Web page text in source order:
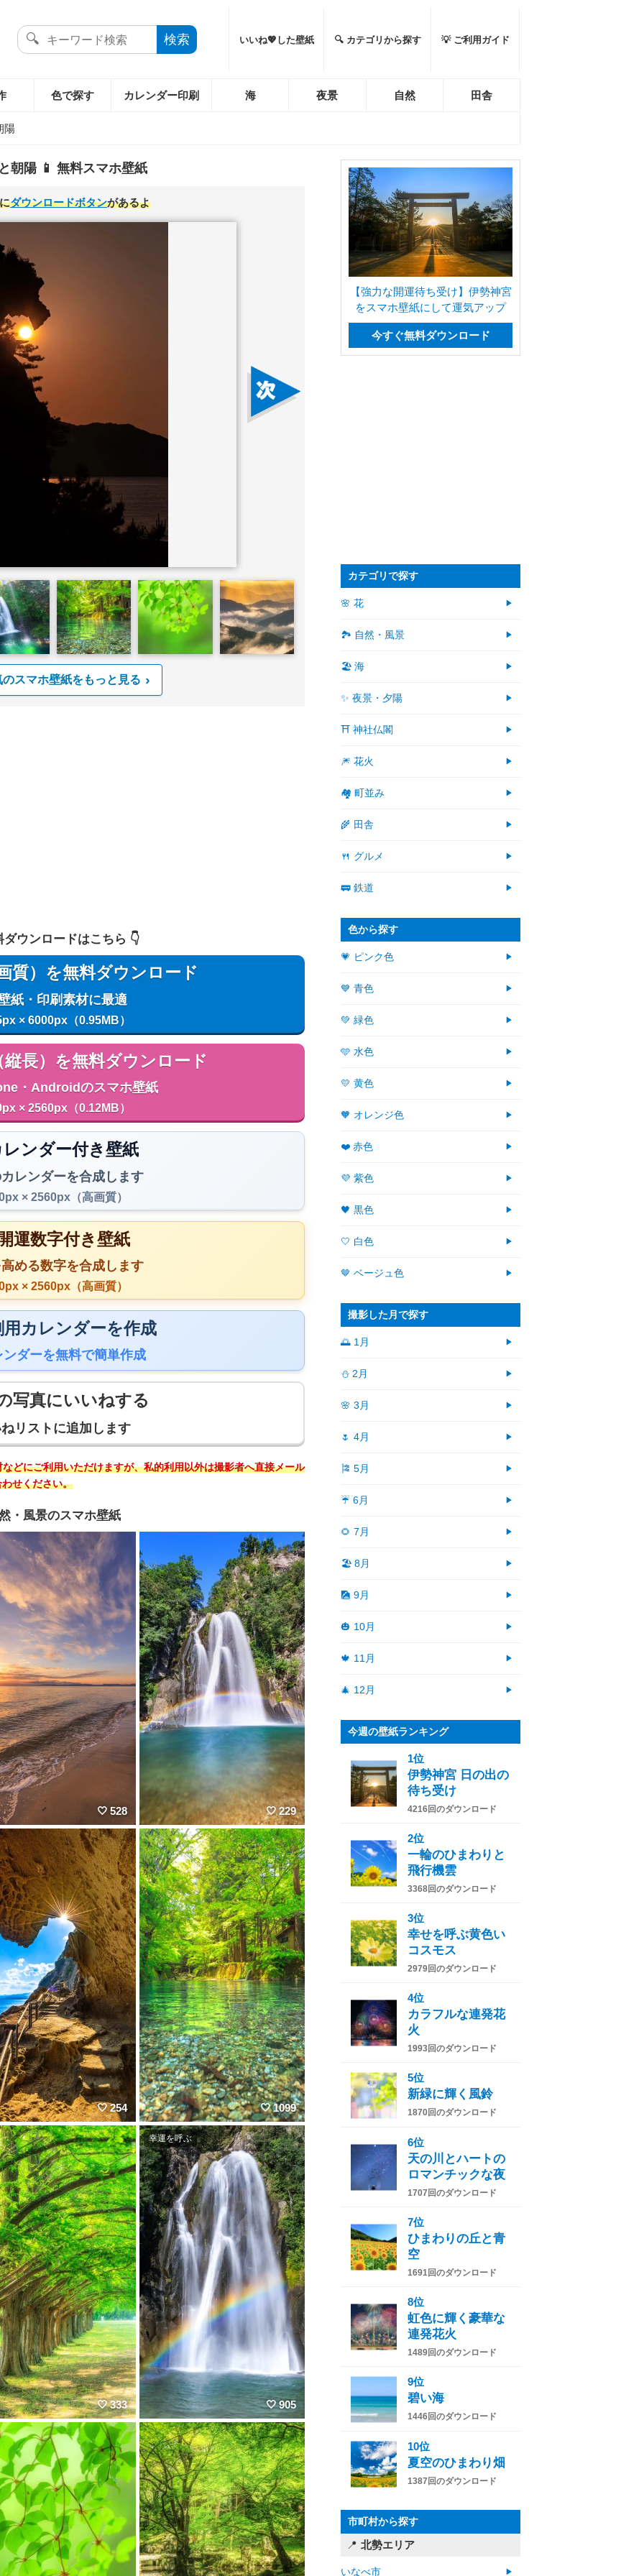
いいね💖した壁紙 🔍 カテゴリから探す 💡 ご利用ガイド
色で探す カレンダー印刷 海 夜景 自然 田舎
陽
朝陽 📱 無料スマホ壁紙
ダウンロードボタンがあるよ
スマホ壁紙をもっと見る
ダウンロードはこちら 👇️
質）を無料ダウンロード
紙・印刷素材に最適
× 6000px（0.95MB）
長）を無料ダウンロード
・Androidのスマホ壁紙
× 2560px（0.12MB）
ンダー付き壁紙
レンダーを合成します
× 2560px（高画質）
運数字付き壁紙
める数字を合成します
× 2560px（高画質）
カレンダーを作成
ダーを無料で簡単作成
写真にいいねする
リストに追加します
どにご利用いただけますが、私的利用以外は撮影者へ直接メール
せください。
・風景のスマホ壁紙
528 229
254 1099
333
幸運を呼ぶ
905
【強力な開運待ち受け】伊勢神宮
をスマホ壁紙にして運気アップ
今すぐ無料ダウンロード
カテゴリで探す
🌸 花
🏞️ 自然・風景
🏖 海
✨ 夜景・夕陽
⛩ 神社仏閣
🎆 花火
🏘 町並み
🌾 田舎
🍴 グルメ
🚃 鉄道
色から探す
💗 ピンク色
💙 青色
💚 緑色
🩵 水色
💛 黄色
🧡 オレンジ色
❤️ 赤色
💜 紫色
🖤 黒色
🤍 白色
🤎 ベージュ色
撮影した月で探す
🌅 1月
⛄ 2月
🌸 3月
🌷 4月
🎏 5月
☔ 6月
🌻 7月
🏖 8月
🎑 9月
🎃 10月
🍁 11月
🎄 12月
今週の壁紙ランキング
1位
伊勢神宮 日の出の
待ち受け
4216回のダウンロード
2位
一輪のひまわりと
飛行機雲
3368回のダウンロード
3位
幸せを呼ぶ黄色い
コスモス
2979回のダウンロード
4位
カラフルな連発花
火
1993回のダウンロード
5位
新緑に輝く風鈴
1870回のダウンロード
6位
天の川とハートの
ロマンチックな夜
1707回のダウンロード
7位
ひまわりの丘と青
空
1691回のダウンロード
8位
虹色に輝く豪華な
連発花火
1489回のダウンロード
9位
碧い海
1446回のダウンロード
10位
夏空のひまわり畑
1387回のダウンロード
市町村から探す
北勢エリア
いなべ市